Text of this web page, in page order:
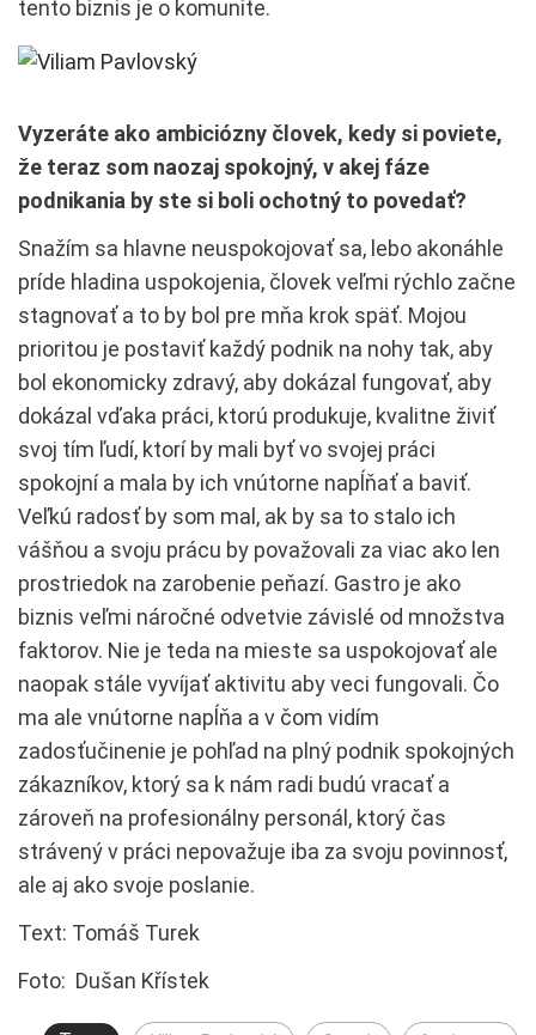
tento biznis je o komunite.
Vyzeráte ako ambiciózny človek, kedy si poviete,
že teraz som naozaj spokojný, v akej fáze
podnikania by ste si boli ochotný to povedať?
Snažím sa hlavne neuspokojovať sa, lebo akonáhle
príde hladina uspokojenia, človek veľmi rýchlo začne
stagnovať a to by bol pre mňa krok späť. Mojou
prioritou je postaviť každý podnik na nohy tak, aby
bol ekonomicky zdravý, aby dokázal fungovať, aby
dokázal vďaka práci, ktorú produkuje, kvalitne živiť
svoj tím ľudí, ktorí by mali byť vo svojej práci
spokojní a mala by ich vnútorne napĺňať a baviť.
Veľkú radosť by som mal, ak by sa to stalo ich
vášňou a svoju prácu by považovali za viac ako len
prostriedok na zarobenie peňazí. Gastro je ako
biznis veľmi náročné odvetvie závislé od množstva
faktorov. Nie je teda na mieste sa uspokojovať ale
naopak stále vyvíjať aktivitu aby veci fungovali. Čo
ma ale vnútorne napĺňa a v čom vidím
zadosťučinenie je pohľad na plný podnik spokojných
zákazníkov, ktorý sa k nám radi budú vracať a
zároveň na profesionálny personál, ktorý čas
strávený v práci nepovažuje iba za svoju povinnosť,
ale aj ako svoje poslanie.
Text: Tomáš Turek
Foto: Dušan Křístek